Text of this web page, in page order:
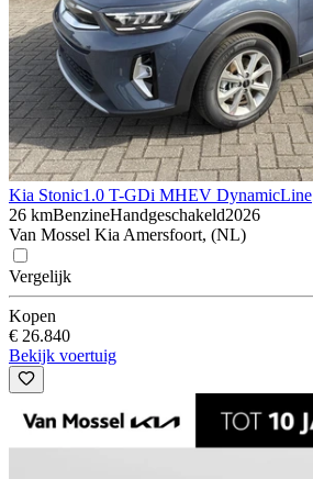
Kia Stonic1.0 T-GDi MHEV DynamicLine
26 kmBenzineHandgeschakeld2026
Van Mossel Kia Amersfoort, (NL)
Vergelijk
Kopen
€ 26.840
Bekijk voertuig